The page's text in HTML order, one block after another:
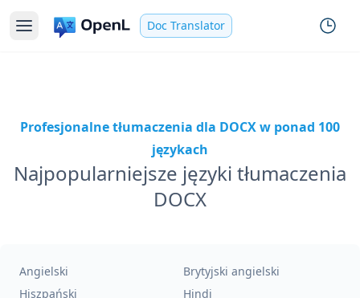
Doc Translator
Profesjonalne tłumaczenia dla DOCX w ponad 100
językach
Najpopularniejsze języki tłumaczenia
DOCX
Angielski
Brytyjski angielski
Hiszpański
Hindi